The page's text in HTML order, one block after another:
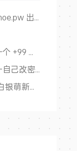
cppppsp : moe.pw 出不出
admin : 又一个 +99 感觉快回本，开始赚钱了
admin : 万一自己改密码后忘了，还能从记录里面找出来，又一个用途，
地狱兔头 : 白银萌新搜教程点进来，全是干货，大佬NB👍